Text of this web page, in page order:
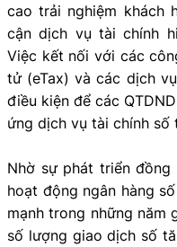
cao trải nghiệm khách
cận dịch vụ tài chính
Việc kết nối với các
tử (eTax) và các dịch
điều kiện để các
ứng dịch vụ tài chính
Nhờ sự phát triển
hoạt động ngân hàng
mạnh trong những năm
số lượng giao dịch số